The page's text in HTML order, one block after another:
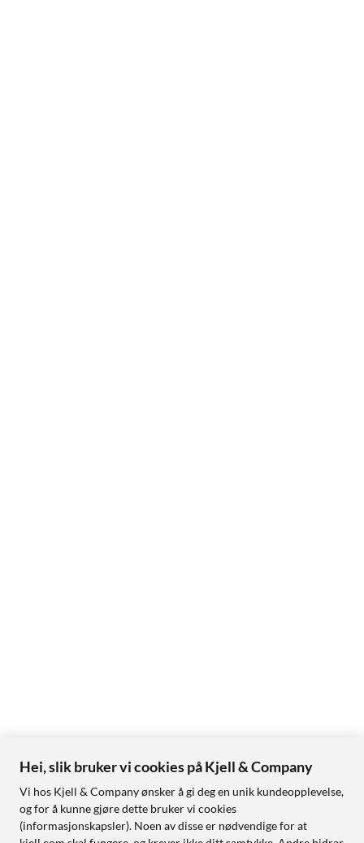
Hei, slik bruker vi cookies på Kjell & Company
Vi hos Kjell & Company ønsker å gi deg en unik kundeopplevelse,
og for å kunne gjøre dette bruker vi cookies
(informasjonskapsler). Noen av disse er nødvendige for at